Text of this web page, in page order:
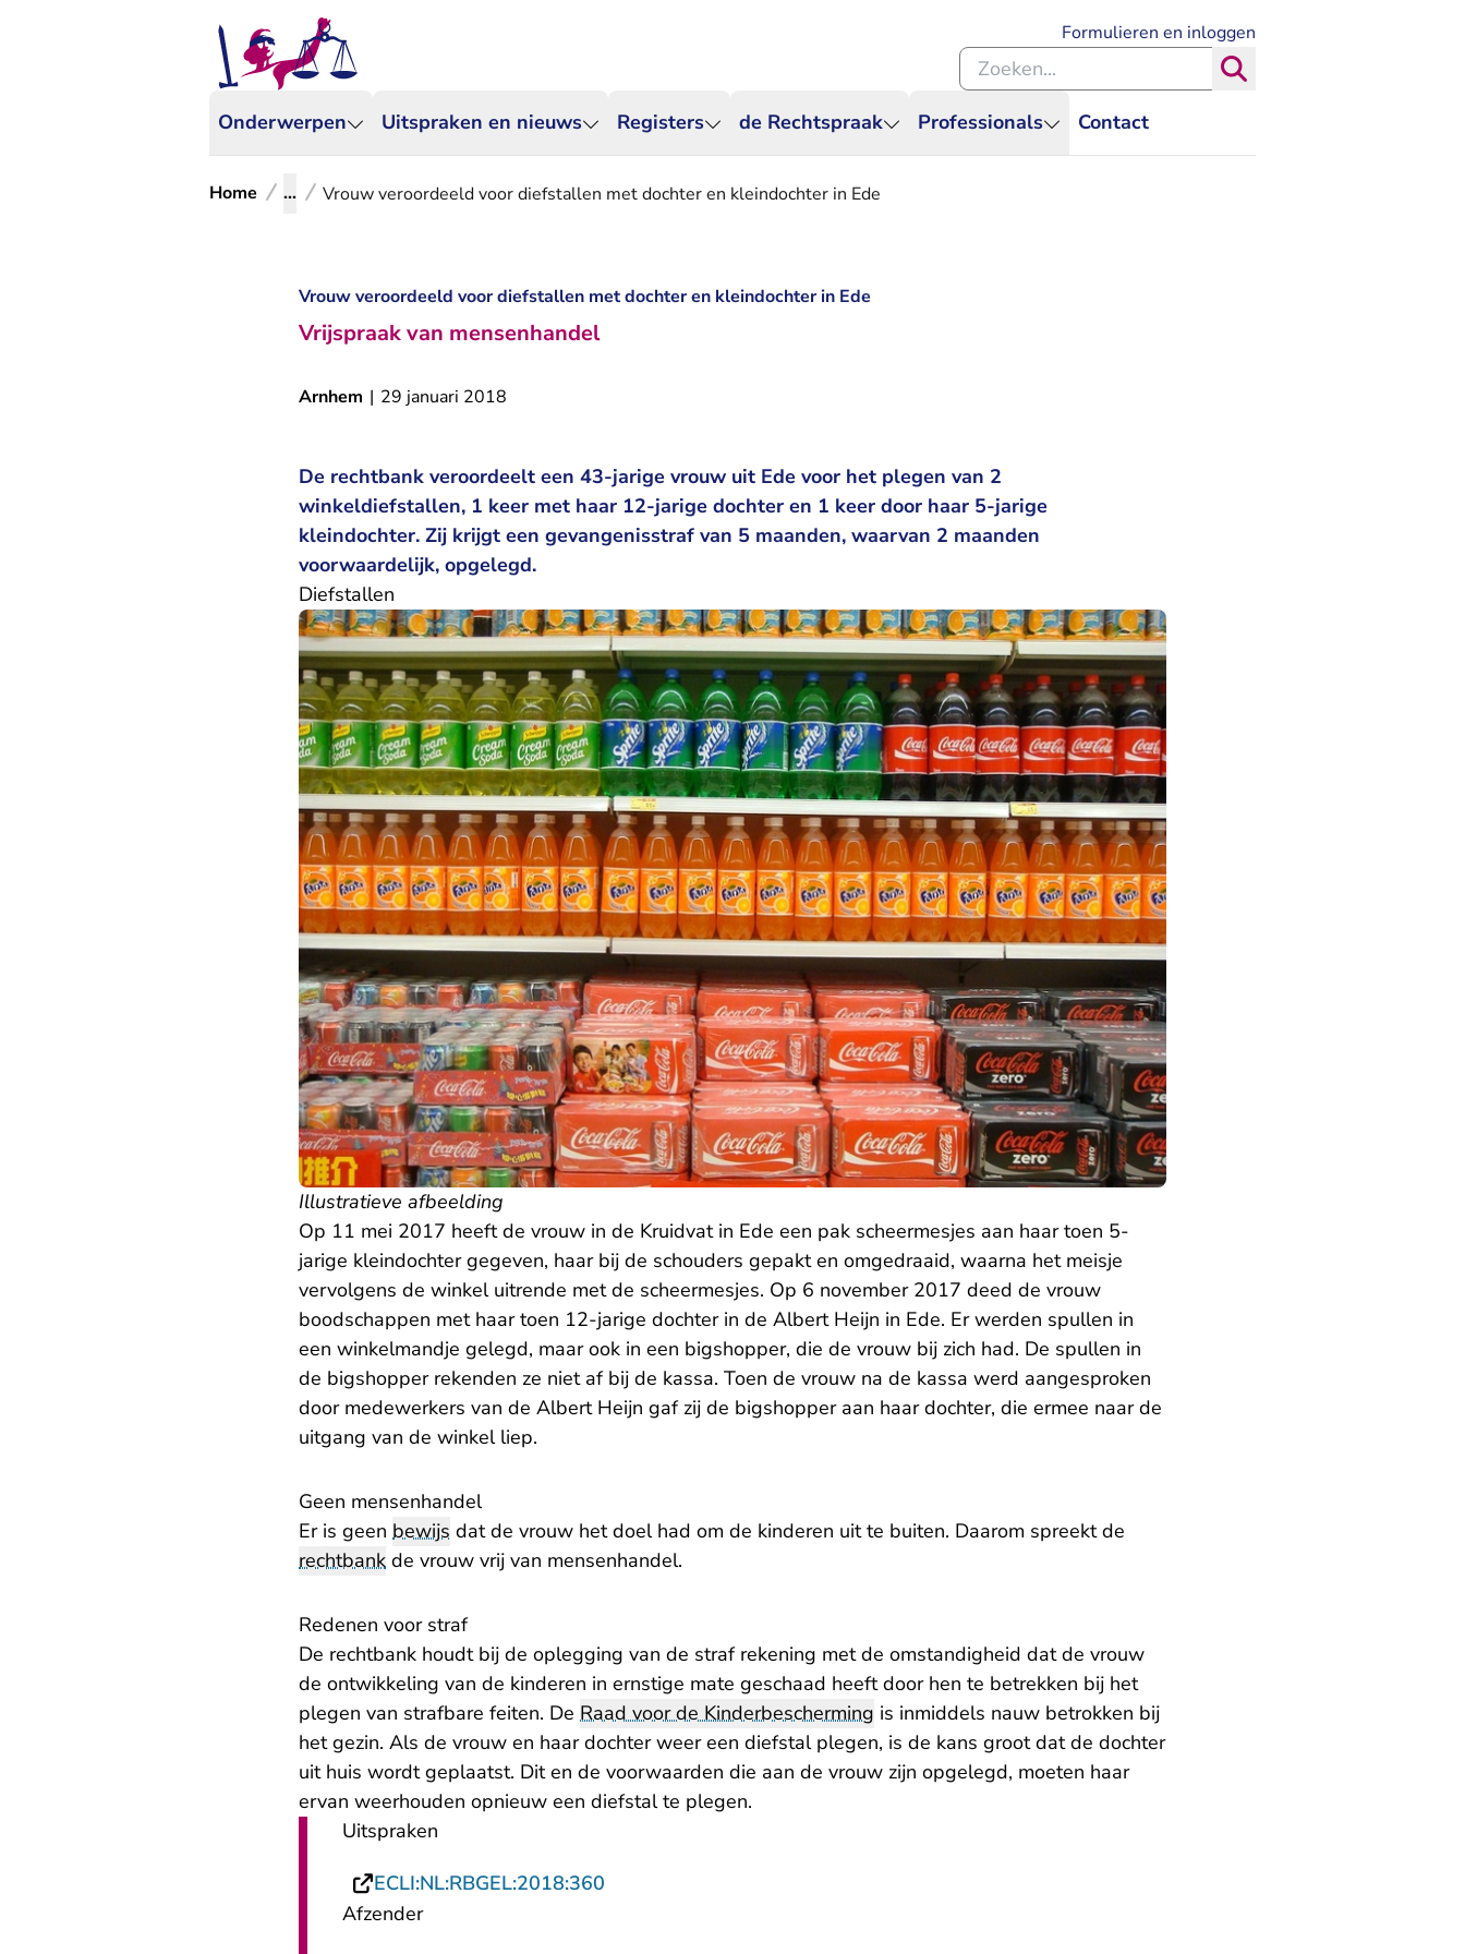
Onderwerpen Uitspraken en nieuws Registers de Rechtspraak Professionals Contact
Formulieren en inloggen
Zoeken binnen de Rechtspraak
Home ... Vrouw veroordeeld voor diefstallen met dochter en kleindochter in Ede
Vrouw veroordeeld voor diefstallen met dochter en kleindochter in Ede
Vrijspraak van mensenhandel
Arnhem | 29 januari 2018
De rechtbank veroordeelt een 43-jarige vrouw uit Ede voor het plegen van 2
winkeldiefstallen, 1 keer met haar 12-jarige dochter en 1 keer door haar 5-jarige
kleindochter. Zij krijgt een gevangenisstraf van 5 maanden, waarvan 2 maanden
voorwaardelijk, opgelegd.
Diefstallen
Illustratieve afbeelding
Op 11 mei 2017 heeft de vrouw in de Kruidvat in Ede een pak scheermesjes aan haar toen 5-
jarige kleindochter gegeven, haar bij de schouders gepakt en omgedraaid, waarna het meisje
vervolgens de winkel uitrende met de scheermesjes. Op 6 november 2017 deed de vrouw
boodschappen met haar toen 12-jarige dochter in de Albert Heijn in Ede. Er werden spullen in
een winkelmandje gelegd, maar ook in een bigshopper, die de vrouw bij zich had. De spullen in
de bigshopper rekenden ze niet af bij de kassa. Toen de vrouw na de kassa werd aangesproken
door medewerkers van de Albert Heijn gaf zij de bigshopper aan haar dochter, die ermee naar de
uitgang van de winkel liep.
Geen mensenhandel
Er is geen bewijs dat de vrouw het doel had om de kinderen uit te buiten. Daarom spreekt de
rechtbank de vrouw vrij van mensenhandel.
Redenen voor straf
De rechtbank houdt bij de oplegging van de straf rekening met de omstandigheid dat de vrouw
de ontwikkeling van de kinderen in ernstige mate geschaad heeft door hen te betrekken bij het
plegen van strafbare feiten. De Raad voor de Kinderbescherming is inmiddels nauw betrokken bij
het gezin. Als de vrouw en haar dochter weer een diefstal plegen, is de kans groot dat de dochter
uit huis wordt geplaatst. Dit en de voorwaarden die aan de vrouw zijn opgelegd, moeten haar
ervan weerhouden opnieuw een diefstal te plegen.
Uitspraken
ECLI:NL:RBGEL:2018:360
Afzender